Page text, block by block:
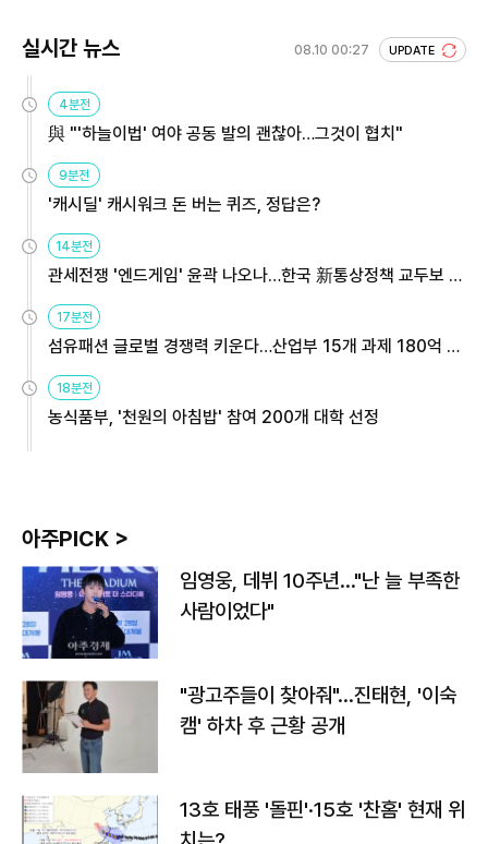
실시간 뉴스 08.10 00:27 UPDATE
4분전
與 "'하늘이법' 여야 공동 발의 괜찮아…그것이 협치"
9분전
'캐시딜' 캐시워크 돈 버는 퀴즈, 정답은?
14분전
관세전쟁 '엔드게임' 윤곽 나오나…한국 新통상정책 교두보 활
용해야
17분전
섬유패션 글로벌 경쟁력 키운다…산업부 15개 과제 180억 지
원
18분전
농식품부, '천원의 아침밥' 참여 200개 대학 선정
아주PICK >
임영웅, 데뷔 10주년…"난 늘 부족한
사람이었다"
"광고주들이 찾아줘"…진태현, '이숙
캠' 하차 후 근황 공개
13호 태풍 '돌핀'·15호 '찬홈' 현재 위